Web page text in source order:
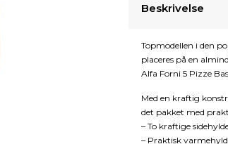
Beskrivelse
Topmodellen i den
placeres på en
Alfa Forni 5 Pizze
Med en kraftig
det pakket med
– To kraftige
– Praktisk